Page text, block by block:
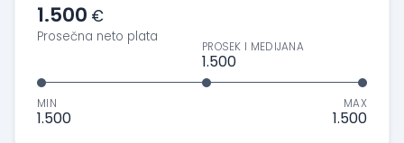
1.500 €
Prosečna neto plata
MIN
1.500
PROSEK I MEDIJANA
1.500
MAX
1.500